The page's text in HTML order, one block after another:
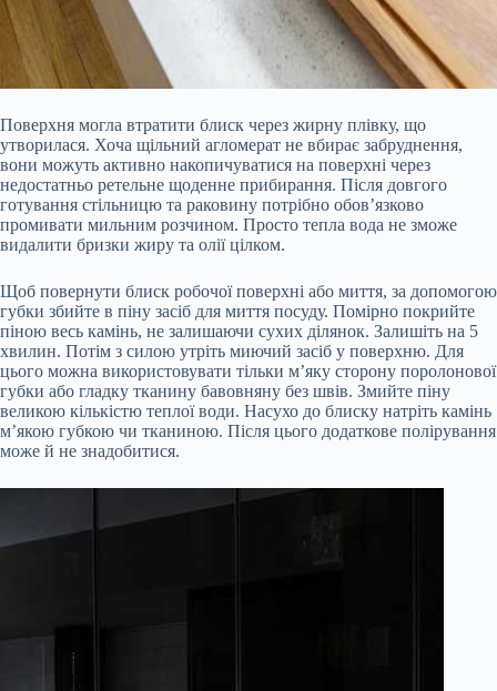
Поверхня могла втратити блиск через жирну плівку, що
утворилася. Хоча щільний агломерат не вбирає забруднення,
вони можуть активно накопичуватися на поверхні через
недостатньо ретельне щоденне прибирання. Після довгого
готування стільницю та раковину потрібно обов’язково
промивати мильним розчином. Просто тепла вода не зможе
видалити бризки жиру та олії цілком.
Щоб повернути блиск робочої поверхні або миття, за допомогою
губки збийте в піну засіб для миття посуду. Помірно покрийте
піною весь камінь, не залишаючи сухих ділянок. Залишіть на 5
хвилин. Потім з силою утріть миючий засіб у поверхню. Для
цього можна використовувати тільки м’яку сторону поролонової
губки або гладку тканину бавовняну без швів. Змийте піну
великою кількістю теплої води. Насухо до блиску натріть камінь
м’якою губкою чи тканиною. Після цього додаткове полірування
може й не знадобитися.